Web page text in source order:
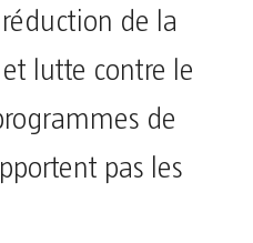
de la
lutte contre le
de
pas les